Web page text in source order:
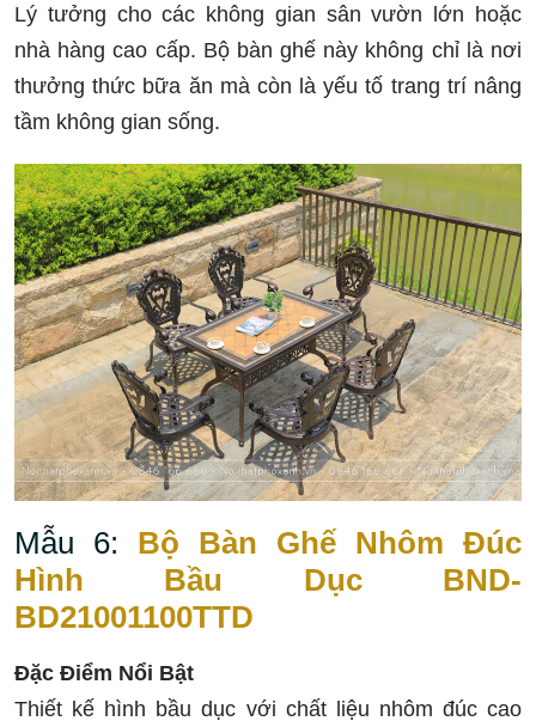
Lý tưởng cho các không gian sân vườn lớn hoặc
nhà hàng cao cấp. Bộ bàn ghế này không chỉ là nơi
thưởng thức bữa ăn mà còn là yếu tố trang trí nâng
tầm không gian sống.
Mẫu 6: Bộ Bàn Ghế Nhôm Đúc
Hình Bầu Dục BND-
BD21001100TTD
Đặc Điểm Nổi Bật
Thiết kế hình bầu dục với chất liệu nhôm đúc cao